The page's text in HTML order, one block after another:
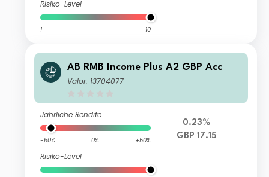
Risiko-Level
1 10
AB RMB Income Plus A2 GBP Acc
Valor: 13704077
Jährliche Rendite
-50% 0% +50%
Risiko-Level
0.23%
GBP 17.15